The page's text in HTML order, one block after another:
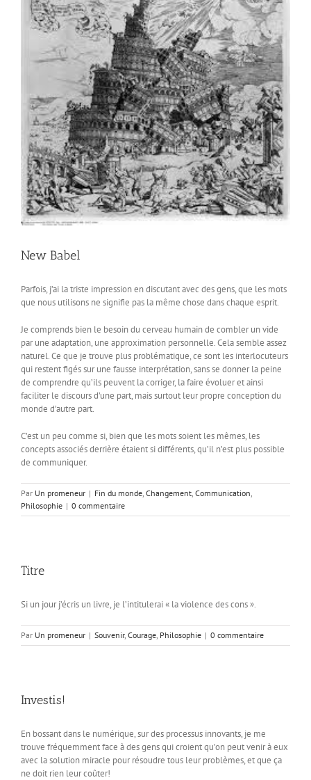
New Babel
Parfois, j’ai la triste impression en discutant avec des gens, que les mots
que nous utilisons ne signifie pas la même chose dans chaque esprit.
Je comprends bien le besoin du cerveau humain de combler un vide
par une adaptation, une approximation personnelle. Cela semble assez
naturel. Ce que je trouve plus problématique, ce sont les interlocuteurs
qui restent figés sur une fausse interprétation, sans se donner la peine
de comprendre qu’ils peuvent la corriger, la faire évoluer et ainsi
faciliter le discours d’une part, mais surtout leur propre conception du
monde d’autre part.
C’est un peu comme si, bien que les mots soient les mêmes, les
concepts associés derrière étaient si différents, qu’il n’est plus possible
de communiquer.
Par Un promeneur | Fin du monde Changement Communication
Philosophie | 0 commentaire
Titre
Si un jour j’écris un livre, je l’intitulerai « la violence des cons ».
Par Un promeneur | Souvenir, Courage Philosophie | 0 commentaire
Investis!
En bossant dans le numérique, sur des processus innovants, je me
trouve fréquemment face à des gens qui croient qu’on peut venir à eux
avec la solution miracle pour résoudre tous leur problèmes, et que ça
ne doit rien leur coûter!